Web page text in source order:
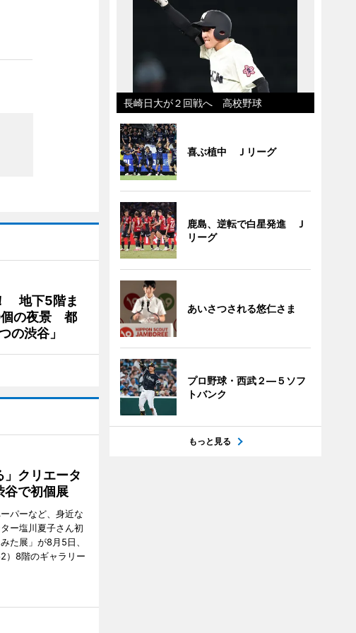
地下5階ま
個の夜景 都
の渋谷」
」クリエータ
谷で初個展
パーなど、身近な
ー塩川夏子さん初
た展」が8月5日、
）8階のギャラリー
長崎日大が２回戦へ 高校野球
喜ぶ植中 Ｊリーグ
鹿島、逆転で白星発進 Ｊ
リーグ
あいさつされる悠仁さま
プロ野球・西武２―５ソフ
トバンク
もっと見る